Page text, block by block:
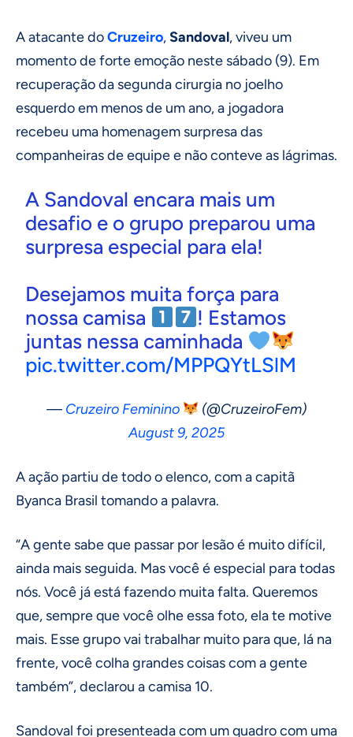
A atacante doCruzeiro,Sandoval, viveu um
momento de forte emoção neste sábado (9). Em
recuperação da segunda cirurgia no joelho
esquerdo em menos de um ano, a jogadora
recebeu uma homenagem surpresa das
companheiras de equipe e não conteve as lágrimas.
A Sandoval encara mais um
desafio e o grupo preparou uma
surpresa especial para ela!
Desejamos muita força para
nossa camisa
! Estamos
juntas nessa caminhada
pic.twitter.com/MPPQYtLSlM
— Cruzeiro Feminino
(@CruzeiroFem)
August 9, 2025
A ação partiu de todo o elenco, com a capitã
Byanca Brasil tomando a palavra.
“A gente sabe que passar por lesão é muito difícil,
ainda mais seguida. Mas você é especial para todas
nós. Você já está fazendo muita falta. Queremos
que, sempre que você olhe essa foto, ela te motive
mais. Esse grupo vai trabalhar muito para que, lá na
frente, você colha grandes coisas com a gente
também”, declarou a camisa 10.
Sandoval foi presenteada com um quadro com uma